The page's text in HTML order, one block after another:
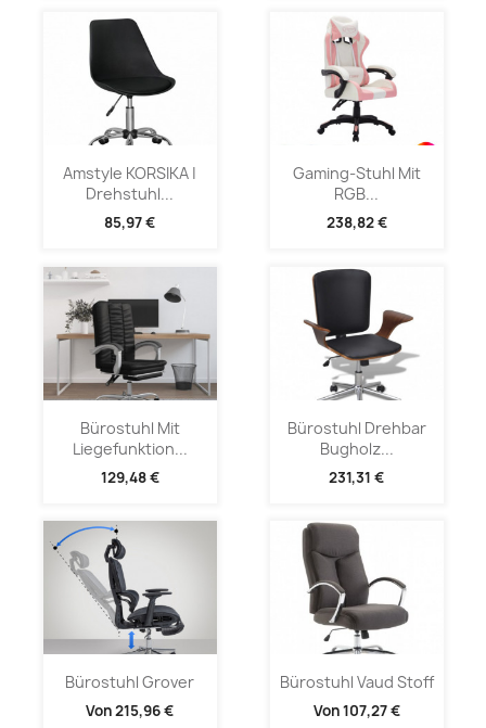
Amstyle KORSIKA |
Drehstuhl...
85,97 €
Gaming-Stuhl Mit
RGB...
238,82 €
Bürostuhl Mit
Liegefunktion...
129,48 €
Bürostuhl Drehbar
Bugholz...
231,31 €
Bürostuhl Grover
Von215,96 €
Bürostuhl Vaud Stoff
Von107,27 €